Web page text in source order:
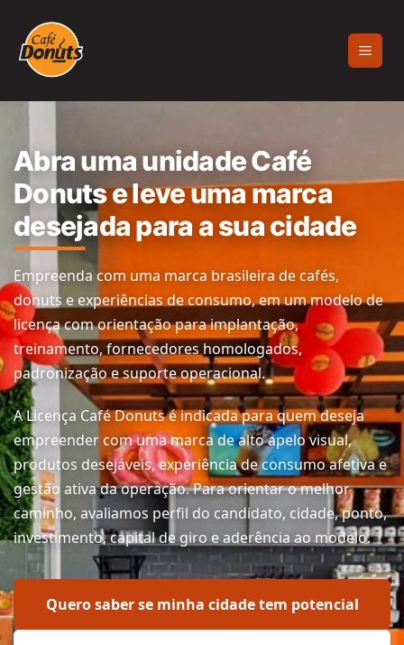
Abra uma unidade Café
Donuts e leve uma marca
desejada para a sua cidade
Empreenda com uma marca brasileira de cafés,
donuts e experiências de consumo, em um modelo de
licença com orientação para implantação,
treinamento, fornecedores homologados,
padronização e suporte operacional.
A Licença Café Donuts é indicada para quem deseja
empreender com uma marca de alto apelo visual,
produtos desejáveis, experiência de consumo afetiva e
gestão ativa da operação. Para orientar o melhor
caminho, avaliamos perfil do candidato, cidade, ponto,
investimento, capital de giro e aderência ao modelo.
Quero saber se minha cidade tem potencial